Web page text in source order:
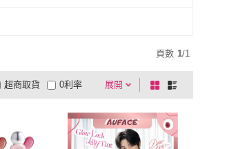
頁數 1/1
展開
電視購物
超商取貨 0利率
棋
盤
式
列